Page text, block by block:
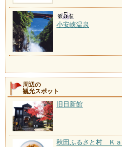
小安峡温泉
周辺の
観光スポット
旧日新館
秋田ふるさと村 Ｋａ